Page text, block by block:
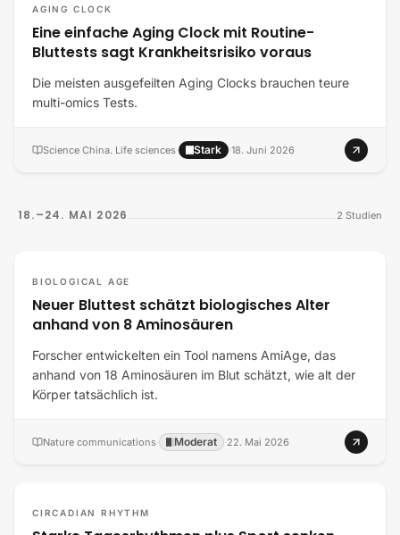
AGING CLOCK
Eine einfache Aging Clock mit Routine-
Bluttests sagt Krankheitsrisiko voraus
Die meisten ausgefeilten Aging Clocks brauchen teure
multi-omics Tests.
Science China. Life sciences· Stark ·18. Juni 2026
18.–24. MAI 2026 2 Studien
BIOLOGICAL AGE
Neuer Bluttest schätzt biologisches Alter
anhand von 8 Aminosäuren
Forscher entwickelten ein Tool namens AmiAge, das
anhand von 18 Aminosäuren im Blut schätzt, wie alt der
Körper tatsächlich ist.
Nature communications· Moderat ·22. Mai 2026
CIRCADIAN RHYTHM